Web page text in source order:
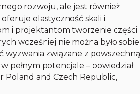
rozwoju, ale jest również
elastyczność skali i
i projektantom tworzenie części
wcześniej nie można było sobie
wyzwania związane z powszechną
pełnym potencjale – powiedział
Poland and Czech Republic,